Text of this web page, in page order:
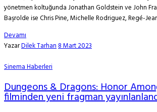
yönetmen koltuğunda Jonathan Goldstein ve John
Başrolde ise Chris Pine, Michelle Rodriguez, Regé-
Devamı
YazarDilek Tarhan8 Mart 2023
Sinema Haberleri
Dungeons & Dragons: Honor
filminden yeni fragman